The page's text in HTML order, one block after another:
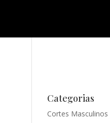
Categorias
Cortes Masculinos